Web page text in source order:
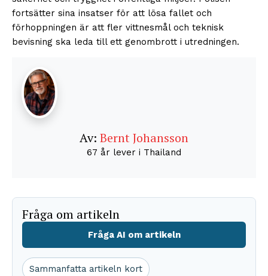
fortsätter sina insatser för att lösa fallet och
förhoppningen är att fler vittnesmål och teknisk
bevisning ska leda till ett genombrott i utredningen.
Av: Bernt Johansson
67 år lever i Thailand
Fråga om artikeln
Fråga AI om artikeln
Sammanfatta artikeln kort